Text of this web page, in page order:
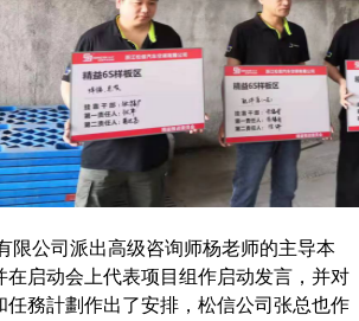
限公司派出高级咨询师杨老师的主导本
在启动会上代表项目组作启动发言，并对
任務計劃作出了安排，松信公司张总也作